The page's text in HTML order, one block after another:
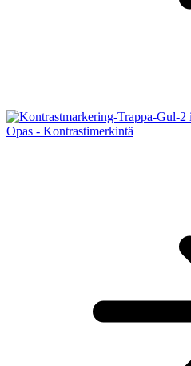
Opas - Kontrastimerkintä